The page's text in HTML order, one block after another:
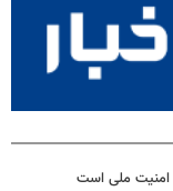
امنیت ملی است